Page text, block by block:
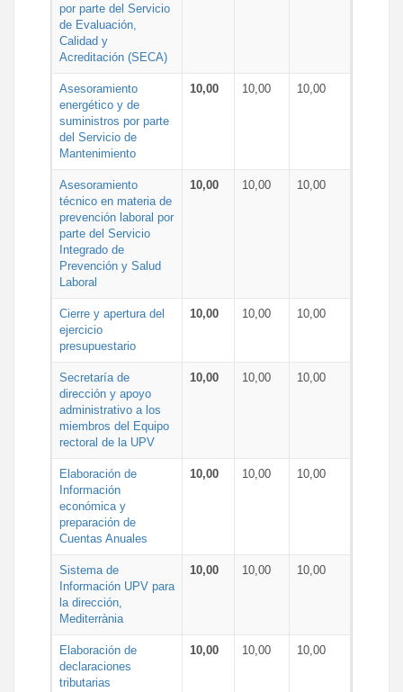
por parte del Servicio
de Evaluación,
Calidad y
Acreditación (SECA)
Asesoramiento
energético y de
suministros por parte
del Servicio de
Mantenimiento
10,00 10,00 10,00
Asesoramiento
técnico en materia de
prevención laboral por
parte del Servicio
Integrado de
Prevención y Salud
Laboral
10,00 10,00 10,00
Cierre y apertura del
ejercicio
presupuestario
10,00 10,00 10,00
Secretaría de
dirección y apoyo
administrativo a los
miembros del Equipo
rectoral de la UPV
10,00 10,00 10,00
Elaboración de
Información
económica y
preparación de
Cuentas Anuales
10,00 10,00 10,00
Sistema de
Información UPV para
la dirección,
Mediterrània
10,00 10,00 10,00
Elaboración de
declaraciones
tributarias
10,00 10,00 10,00